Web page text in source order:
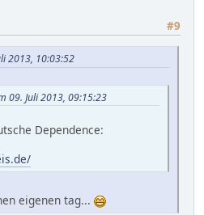
#9
2013, 10:03:52
09. Juli 2013, 09:15:23
Dependence:
eigenen tag...